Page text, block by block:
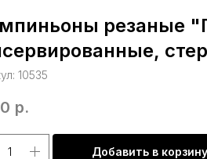
резаные
10535
р.
Добавить в корзину